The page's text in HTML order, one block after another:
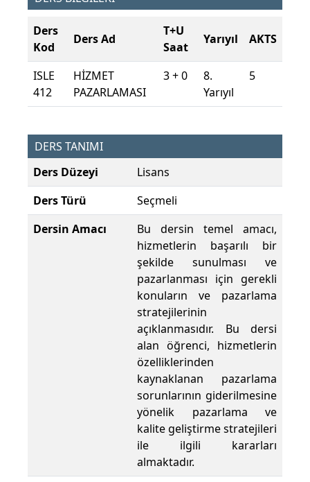
Ders
Kod
Ders Ad
T+U
Saat
Yarıyıl AKTS
ISLE
412
HİZMET
PAZARLAMASI
3 + 0
8.
Yarıyıl
5
DERS TANIMI
Ders Düzeyi
Lisans
Ders Türü
Seçmeli
Dersin Amacı
Bu dersin temel amacı,
hizmetlerin başarılı bir
şekilde sunulması ve
pazarlanması için gerekli
konuların ve pazarlama
stratejilerinin
açıklanmasıdır. Bu dersi
alan öğrenci, hizmetlerin
özelliklerinden
kaynaklanan pazarlama
sorunlarının giderilmesine
yönelik pazarlama ve
kalite geliştirme stratejileri
ile ilgili kararları
almaktadır.